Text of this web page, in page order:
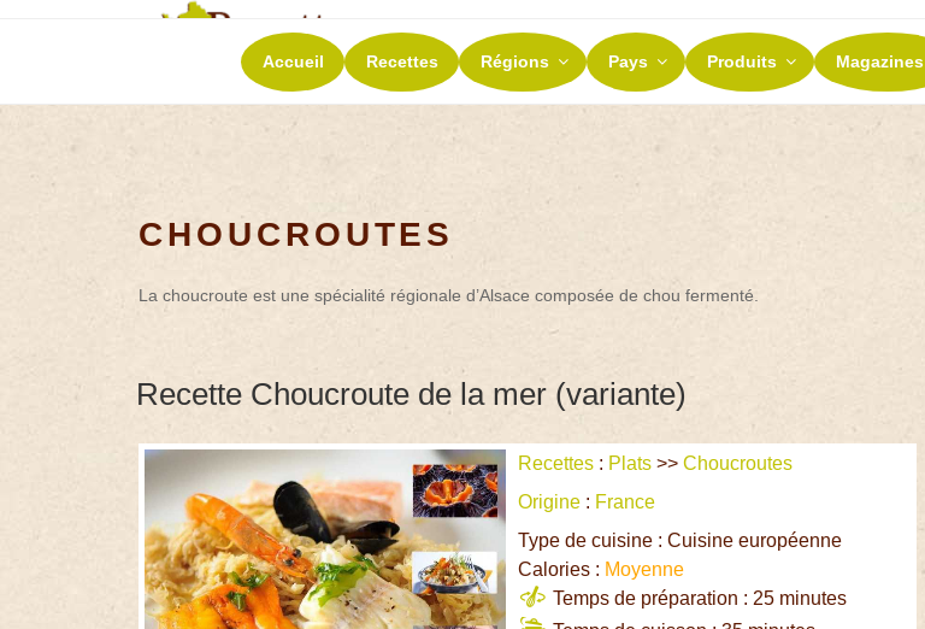
RECETTES ET TERROIRS
La richesse de nos terroirs
Accueil Recettes Régions Pays Produits Magazines
CHOUCROUTES
La choucroute est une spécialité régionale d’Alsace composée de chou fermenté.
Recette Choucroute de la mer (variante)
Recettes : Plats >>Choucroutes
Origine : France
Type de cuisine : Cuisine européenne
Calories : Moyenne
Temps de préparation : 25 minutes